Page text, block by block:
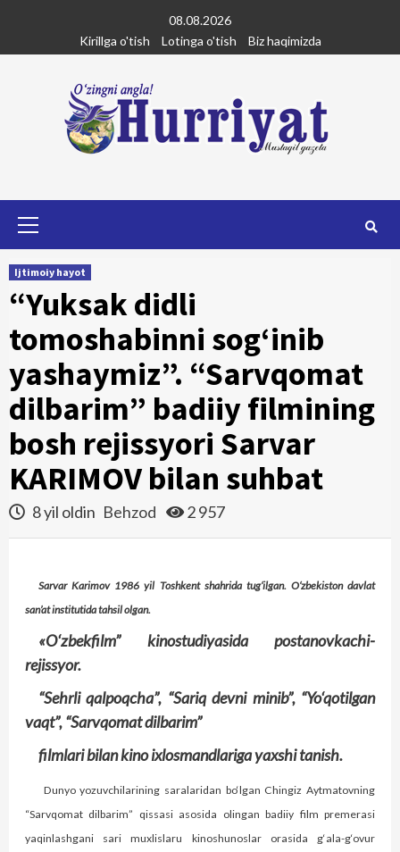
content
08.08.2026
Kirillga o'tish
Lotinga o'tish Biz haqimizda
Ijtimoiy hayot
“Yuksak didli
tomoshabinni sog‘inib
yashaymiz”. “Sarvqomat
dilbarim” badiiy filmining
bosh rejissyori Sarvar
KARIMOV bilan suhbat
8 yil oldin Behzod 2 957
Sarvar Karimov 1986 yil Toshkent shahrida tug‘ilgan. O‘zbekiston davlat
san’at institutida tahsil olgan.
«O‘zbekfilm” kinostudiyasida postanovkachi-
rejissyor.
“Sehrli qalpoqcha”, “Sariq devni minib”, “Yo‘qotilgan
vaqt”, “Sarvqomat dilbarim”
filmlari bilan kino ixlosmandlariga yaxshi tanish.
Dunyo yozuvchilarining saralaridan bo‘lgan Chingiz Aytmatovning
“Sarvqomat dilbarim” qissasi asosida olingan badiiy film premerasi
yaqinlashgani sari muxlislaru kinoshunoslar orasida g‘ala-g‘ovur